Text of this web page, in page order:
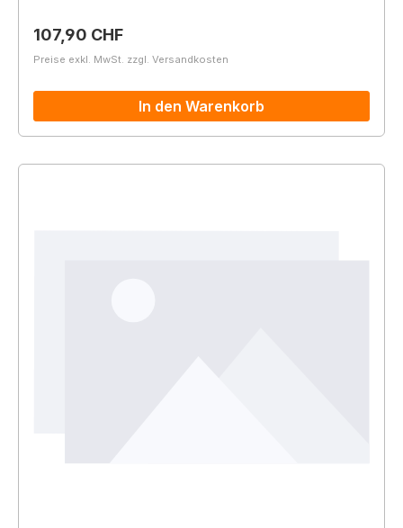
Regulärer Preis:
107,90 CHF
Preise exkl. MwSt. zzgl. Versandkosten
In den Warenkorb